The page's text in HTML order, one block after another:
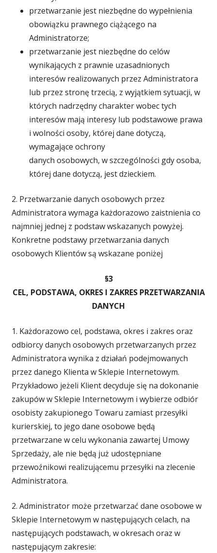
przetwarzanie jest niezbędne do wypełnienia
obowiązku prawnego ciążącego na
Administratorze;
przetwarzanie jest niezbędne do celów
wynikających z prawnie uzasadnionych
interesów realizowanych przez Administratora
lub przez stronę trzecią, z wyjątkiem sytuacji, w
których nadrzędny charakter wobec tych
interesów mają interesy lub podstawowe prawa
i wolności osoby, której dane dotyczą,
wymagające ochrony
danych osobowych, w szczególności gdy osoba,
której dane dotyczą, jest dzieckiem.
2. Przetwarzanie danych osobowych przez
Administratora wymaga każdorazowo zaistnienia co
najmniej jednej z podstaw wskazanych powyżej.
Konkretne podstawy przetwarzania danych
osobowych Klientów są wskazane poniżej
§3
CEL, PODSTAWA, OKRES I ZAKRES PRZETWARZANIA
DANYCH
1. Każdorazowo cel, podstawa, okres i zakres oraz
odbiorcy danych osobowych przetwarzanych przez
Administratora wynika z działań podejmowanych
przez danego Klienta w Sklepie Internetowym.
Przykładowo jeżeli Klient decyduje się na dokonanie
zakupów w Sklepie Internetowym i wybierze odbiór
osobisty zakupionego Towaru zamiast przesyłki
kurierskiej, to jego dane osobowe będą
przetwarzane w celu wykonania zawartej Umowy
Sprzedaży, ale nie będą już udostępniane
przewoźnikowi realizującemu przesyłki na zlecenie
Administratora.
2. Administrator może przetwarzać dane osobowe w
Sklepie Internetowym w następujących celach, na
następujących podstawach, w okresach oraz w
następującym zakresie: